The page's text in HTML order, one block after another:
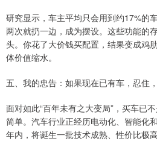
研究显示，车主平均只会用到约17%的
两次就扔一边，成为摆设。这些功能的
头。你花了大价钱买配置，结果变成鸡
体价值缩水。
五、我的忠告：如果现在已有车，忍住
面对如此“百年未有之大变局”，买车已
简单。汽车行业正经历电动化、智能化
年内，将诞生一批技术成熟、性价比极高